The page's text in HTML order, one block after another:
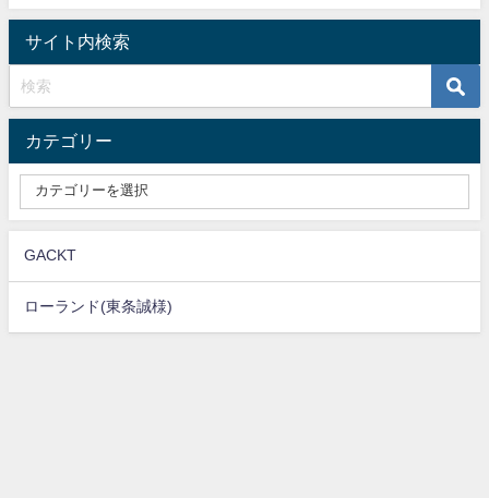
サイト内検索
カテゴリー
GACKT
ローランド(東条誠様)